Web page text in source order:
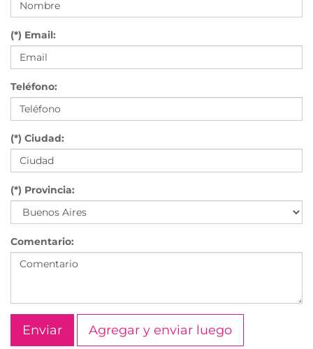
(*) Email:
Teléfono:
(*) Ciudad:
(*) Provincia:
Comentario:
Agregar y enviar luego